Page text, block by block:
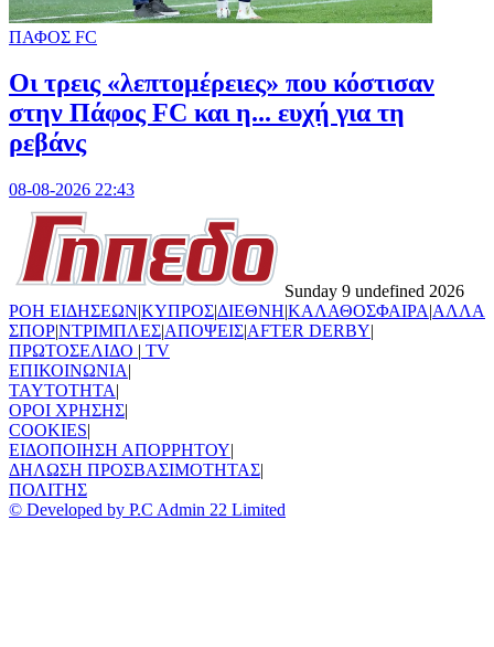
ΠΑΦΟΣ FC
Οι τρεις «λεπτομέρειες» που κόστισαν
στην Πάφος FC και η... ευχή για τη
ρεβάνς
08-08-2026 22:43
Sunday 9 undefined 2026
ΡΟΗ ΕΙΔΗΣΕΩΝ|ΚΥΠΡΟΣ|ΔΙΕΘΝΗ|ΚΑΛΑΘΟΣΦΑΙΡΑ|ΑΛΛΑ
ΣΠΟΡ|ΝΤΡΙΜΠΛΕΣ|ΑΠΟΨΕΙΣ|AFTER DERBY|
ΠΡΩΤΟΣΕΛΙΔΟ | TV
ΕΠΙΚΟΙΝΩΝΙΑ|
TAYTOTHTA|
ΟΡΟΙ ΧΡΗΣΗΣ|
COOKIES|
ΕΙΔΟΠΟΙΗΣΗ ΑΠΟΡΡΗΤΟΥ|
ΔΗΛΩΣΗ ΠΡΟΣΒΑΣΙΜΟΤΗΤΑΣ|
ΠΟΛΙΤΗΣ
© Developed by P.C Admin 22 Limited